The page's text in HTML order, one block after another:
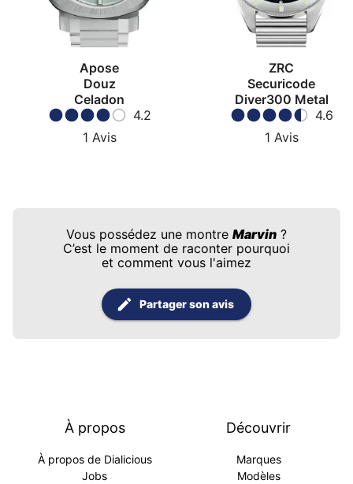
Apose
Douz
Celadon
4.2
1 Avis
ZRC
Securicode
Diver300 Metal
4.6
1 Avis
Vous possédez une montre Marvin?
C’est le moment de raconter pourquoi
et comment vous l'aimez
Partager son avis
À propos
À propos de Dialicious
Jobs
Découvrir
Marques
Modèles